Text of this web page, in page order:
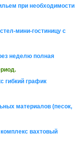
при необходимости
мини-гостиницу с
неделю полная
гибкий график
материалов (песок,
вахтовый